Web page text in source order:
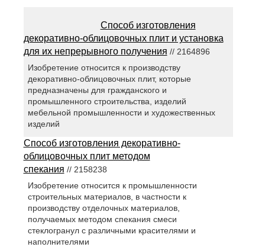
Способ изготовления
декоративно-облицовочных плит и установка
для их непрерывного получения // 2164896
Изобретение относится к производству
декоративно-облицовочных плит, которые
предназначены для гражданского и
промышленного строительства, изделий
мебельной промышленности и художественных
изделий
Способ изготовления декоративно-
облицовочных плит методом
спекания // 2158238
Изобретение относится к промышленности
строительных материалов, в частности к
производству отделочных материалов,
получаемых методом спекания смеси
стеклогранул с различными красителями и
наполнителями